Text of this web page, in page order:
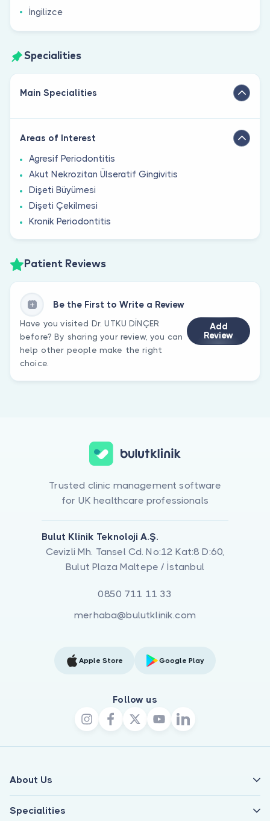
İngilizce
Specialities
Main Specialities
Areas of Interest
Agresif Periodontitis
Akut Nekrozitan Ülseratif Gingivitis
Dişeti Büyümesi
Dişeti Çekilmesi
Kronik Periodontitis
Patient Reviews
Be the First to Write a Review
Have you visited Dr. UTKU DİNÇER
before? By sharing your review, you can
help other people make the right
choice.
Add
Review
Trusted clinic management software
for UK healthcare professionals
Bulut Klinik Teknoloji A.Ş.
Cevizli Mh. Tansel Cd. No:12 Kat:8 D:60,
Bulut Plaza Maltepe / İstanbul
0850 711 11 33
merhaba@bulutklinik.com
Apple Store Google Play
Follow us
About Us
Specialities